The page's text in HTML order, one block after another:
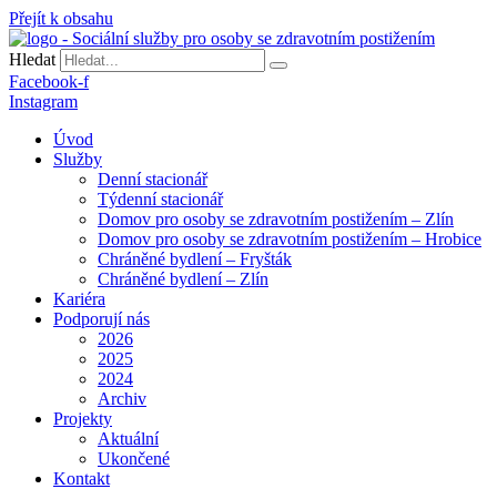
Přejít k obsahu
Hledat
Facebook-f
Instagram
Úvod
Služby
Denní stacionář
Týdenní stacionář
Domov pro osoby se zdravotním postižením – Zlín
Domov pro osoby se zdravotním postižením – Hrobice
Chráněné bydlení – Fryšták
Chráněné bydlení – Zlín
Kariéra
Podporují nás
2026
2025
2024
Archiv
Projekty
Aktuální
Ukončené
Kontakt